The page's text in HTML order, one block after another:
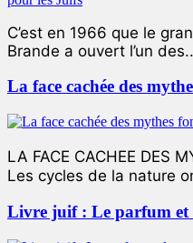
C’est en 1966 que le
Brande a ouvert l’un
La face cachée des
LA FACE CACHEE DES
Les cycles de la nature
Livre juif : Le parfum et